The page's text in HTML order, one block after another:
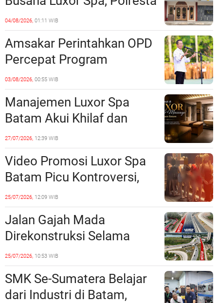
Barelang Usut Tuntas
Unsur Pelanggaran Hukum
04/08/2026, 01:11 WIB
Amsakar Perintahkan OPD
Percepat Program
Prioritas, Targetkan
Realisasi Pembangunan
Lampaui 50 Persen
03/08/2026, 00:55 WIB
Manajemen Luxor Spa
Batam Akui Khilaf dan
Minta Maaf, Konten
Langsung Di-Takedown
27/07/2026, 12:39 WIB
Video Promosi Luxor Spa
Batam Picu Kontroversi,
Dinilai Bermuatan Sensual
25/07/2026, 12:09 WIB
Jalan Gajah Mada
Direkonstruksi Selama
Empat Minggu, Ini Skema
Rekayasa Lalu Lintasnya
25/07/2026, 10:53 WIB
SMK Se-Sumatera Belajar
dari Industri di Batam,